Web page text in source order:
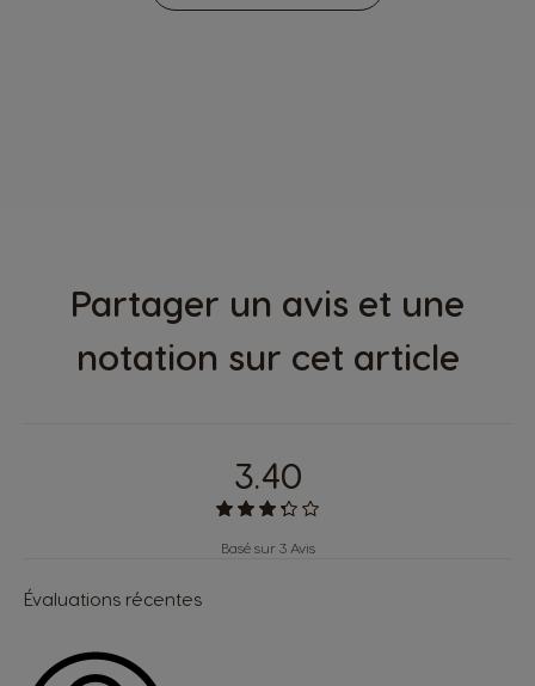
Partager un avis et une
notation sur cet article
3.40
Basé sur 3 Avis
Évaluations récentes